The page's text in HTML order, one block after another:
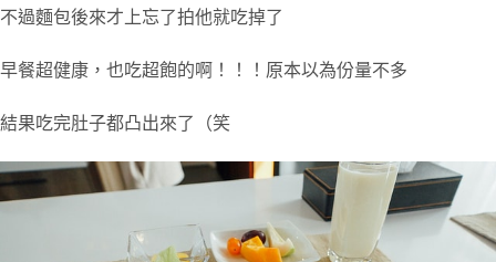
不過麵包後來才上忘了拍他就吃掉了
早餐超健康，也吃超飽的啊！！！原本以為份量不多
結果吃完肚子都凸出來了（笑